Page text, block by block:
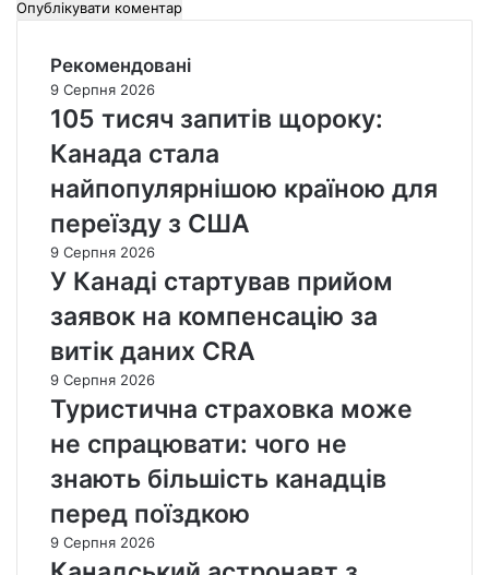
Рекомендовані
9 Серпня 2026
105 тисяч запитів щороку:
Канада стала
найпопулярнішою країною для
переїзду з США
9 Серпня 2026
У Канаді стартував прийом
заявок на компенсацію за
витік даних CRA
9 Серпня 2026
Туристична страховка може
не спрацювати: чого не
знають більшість канадців
перед поїздкою
9 Серпня 2026